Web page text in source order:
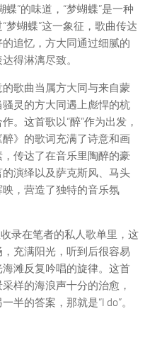
”的味道，“梦蝴蝶”是一种
梦蝴蝶”这一象征，歌曲传达
追忆，方大同通过细腻的
得淋漓尽致。
歌曲当属方大同与来自蒙
灵的方大同遇上彪悍的杭
。这首歌以“醉”作为出发，
》的歌词充满了诗意和画
传达了在音乐里陶醉的豪
演绎以及萨克斯风、马头
，营造了独特的音乐氛
录在笔者的私人歌单里，这
充满阳光，听到后很容易
滩反复吟唱的旋律。这首
样的海浪声十分的治愈，
半的答案，那就是“I do”。